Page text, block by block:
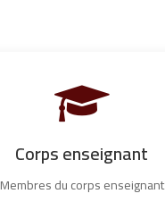
Corps enseignant
Membres du corps enseignant